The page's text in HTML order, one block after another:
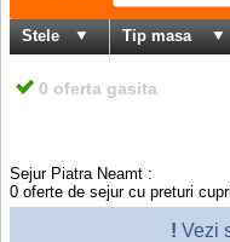
Stele Tip masa
0 oferta gasita
Sejur Piatra Neamt :
0 oferte de sejur cu preturi
! Vezi